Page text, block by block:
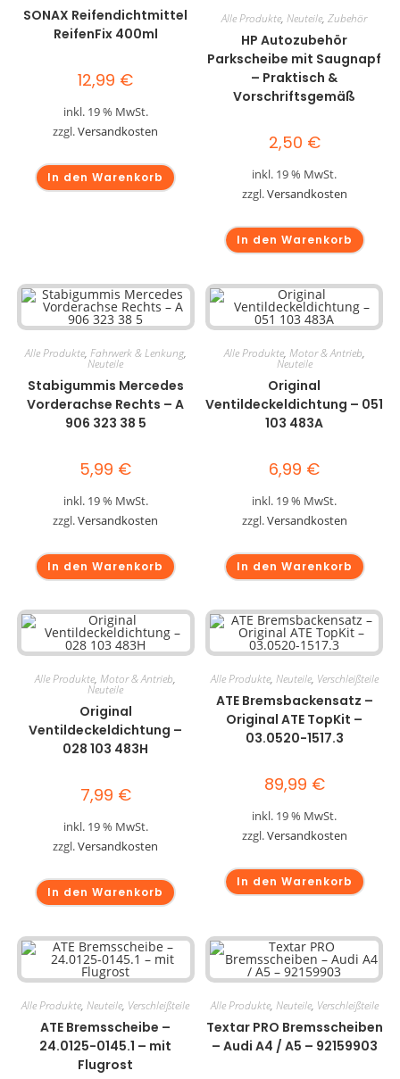
SONAX Reifendichtmittel
ReifenFix 400ml
12,99 €
inkl. 19 % MwSt.
zzgl.Versandkosten
In den Warenkorb
Alle Produkte,Neuteile,Zubehör
HP Autozubehör
Parkscheibe mit Saugnapf
– Praktisch &
Vorschriftsgemäß
2,50 €
inkl. 19 % MwSt.
zzgl.Versandkosten
In den Warenkorb
Alle Produkte, Fahrwerk & Lenkung,
Neuteile
Stabigummis Mercedes
Vorderachse Rechts – A
906 323 38 5
5,99 €
inkl. 19 % MwSt.
zzgl.Versandkosten
In den Warenkorb
Alle Produkte, Motor & Antrieb,
Neuteile
Original
Ventildeckeldichtung – 051
103 483A
6,99 €
inkl. 19 % MwSt.
zzgl.Versandkosten
In den Warenkorb
Alle Produkte,Motor & Antrieb,
Neuteile
Original
Ventildeckeldichtung –
028 103 483H
7,99 €
inkl. 19 % MwSt.
zzgl.Versandkosten
In den Warenkorb
Alle Produkte, Neuteile, Verschleißteile
ATE Bremsbackensatz –
Original ATE TopKit –
03.0520-1517.3
89,99 €
inkl. 19 % MwSt.
zzgl.Versandkosten
In den Warenkorb
Alle Produkte,Neuteile, Verschleißteile
ATE Bremsscheibe –
24.0125-0145.1 – mit
Flugrost
Alle Produkte, Neuteile, Verschleißteile
Textar PRO Bremsscheiben
– Audi A4 / A5 – 92159903